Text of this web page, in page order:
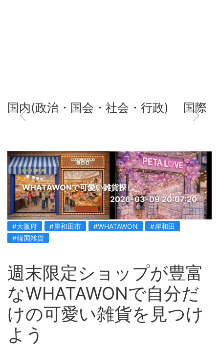
国内(政治・国会・社会・行政) 国際
WHATAWONで可愛い雑貨探し
2026-03-09 20:07:20
#大阪府 #岸和田市 #WHATAWON
#岸和田
#韓国雑貨
週末限定ショップが豊富
なWHATAWONで自分だ
けの可愛い雑貨を見つけ
よう